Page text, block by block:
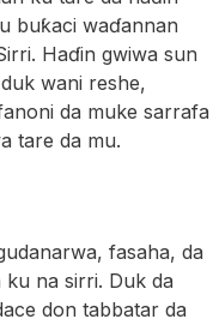
buƙaci waɗannan
Haɗin gwiwa sun
wani reshe,
da muke sarrafa
tare da mu.
fasaha, da
ku na sirri. Duk da
don tabbatar da